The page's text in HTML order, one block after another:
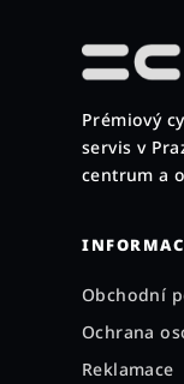
Prémiový
servis v
centrum a
Obchodní
Ochrana
Reklamace